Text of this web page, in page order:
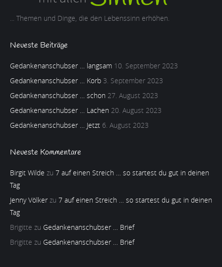
... Themen und Dinge, die den Lebenssinn erhöhen.
Neueste Beiträge
Gedankenanschubser … langsam 10. September 2023
Gedankenanschubser … Korb 3. September 2023
Gedankenanschubser … schon 27. August 2023
Gedankenanschubser … Lachen 20. August 2023
Gedankenanschubser … Jetzt 6. August 2023
Neueste Kommentare
Birgit Wilde zu 7 auf einen Streich … so startest du gut in deinen
Tag
Jenny Völkerzu 7 auf einen Streich … so startest du gut in deinen
Tag
Brigitte zu Gedankenanschubser … Brief
Brigitte zu Gedankenanschubser … Brief